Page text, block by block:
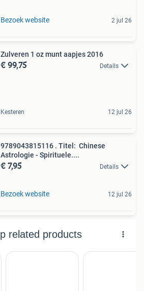
Bezoek website 2 jul 26
Zulveren 1 oz munt aapjes 2016
€ 99,75 Details
Kesteren 12 jul 26
9789043815116 . Titel: Chinese
Astrologie - Spirituele....
€ 7,95 Details
Bezoek website 12 jul 26